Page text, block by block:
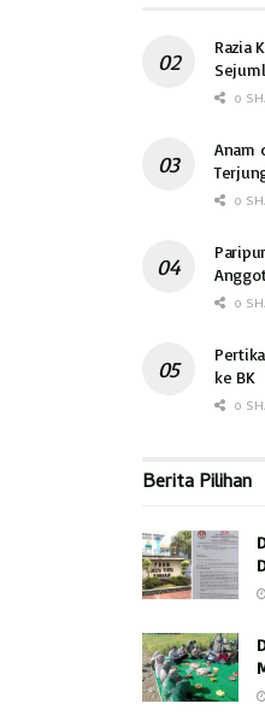
sehat bersama. “Kalau
Namun sebaik-baik manusia
manusia yang lain. KORMI
makanan atau periksa
Razia
0
Anam
0
0
ke BK
0
Berita Pilihan